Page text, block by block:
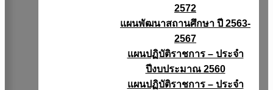
2572
แผนพัฒนาสถานศึกษา ปี 2563-
2567
แผนปฏิบัติราชการ – ประจำ
ปีงบประมาณ 2560
แผนปฏิบัติราชการ – ประจำ